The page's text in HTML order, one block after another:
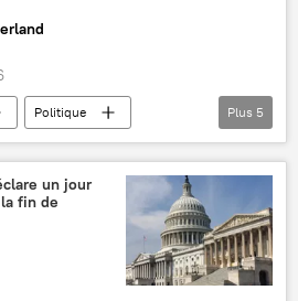
Politique
française 2022
Olivier Faure
Plus 5
un jour
fin de